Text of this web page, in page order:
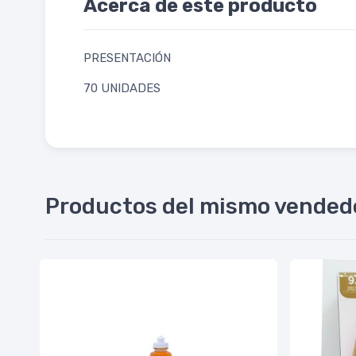
Acerca de este producto
PRESENTACIÓN
70 UNIDADES
Productos del mismo